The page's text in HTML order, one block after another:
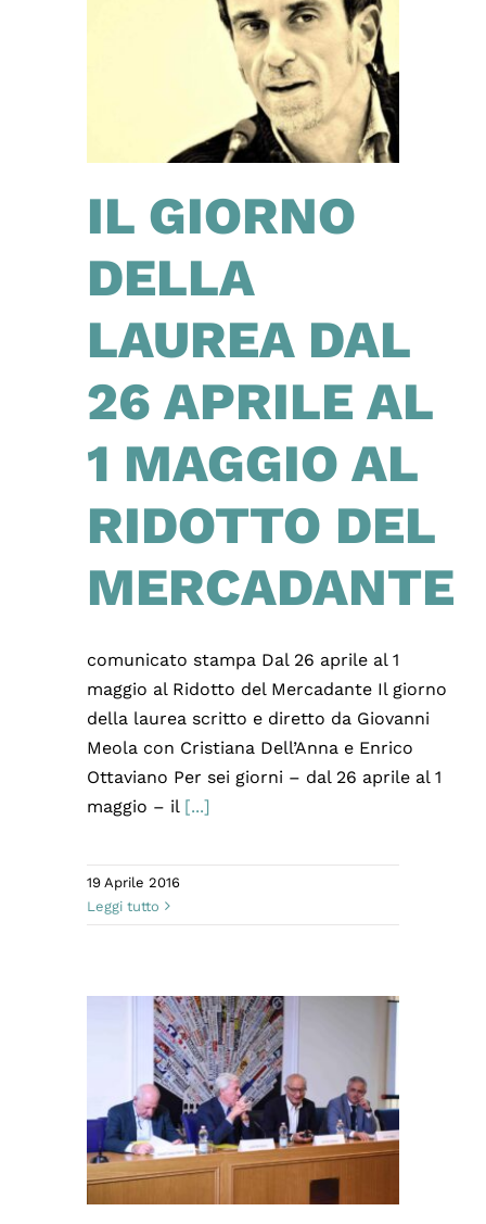
IL GIORNO
DELLA
LAUREA DAL
26 APRILE AL
1 MAGGIO AL
RIDOTTO DEL
MERCADANTE
comunicato stampa Dal 26 aprile al 1
maggio al Ridotto del Mercadante Il giorno
della laurea scritto e diretto da Giovanni
Meola con Cristiana Dell’Anna e Enrico
Ottaviano Per sei giorni – dal 26 aprile al 1
maggio – il [...]
19 Aprile 2016
Leggi tutto